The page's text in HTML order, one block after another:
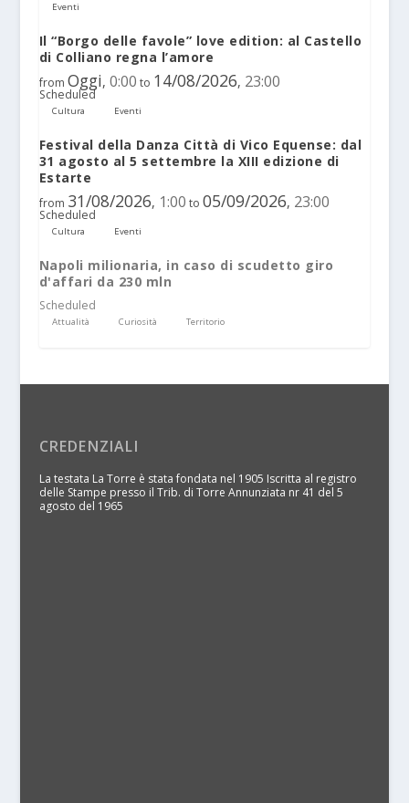
Eventi
Il “Borgo delle favole” love edition: al Castello
di Colliano regna l’amore
from Oggi, 0:00 to 14/08/2026, 23:00
Scheduled
Cultura Eventi
Festival della Danza Città di Vico Equense: dal
31 agosto al 5 settembre la XIII edizione di
Estarte
from 31/08/2026, 1:00 to 05/09/2026, 23:00
Scheduled
Cultura Eventi
Napoli milionaria, in caso di scudetto giro
d'affari da 230 mln
Scheduled
Attualità Curiosità Territorio
CREDENZIALI
La testata La Torre è stata fondata nel 1905 Iscritta al registro
delle Stampe presso il Trib. di Torre Annunziata nr 41 del 5
agosto del 1965